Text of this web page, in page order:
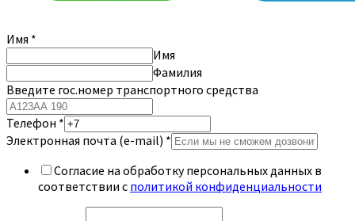
Имя *
Имя
Фамилия
Введите гос.номер транспортного средства
Телефон *
Электронная почта (e-mail) *
Согласие на обработку персональных данных в
соответствии с политикой конфиденциальности